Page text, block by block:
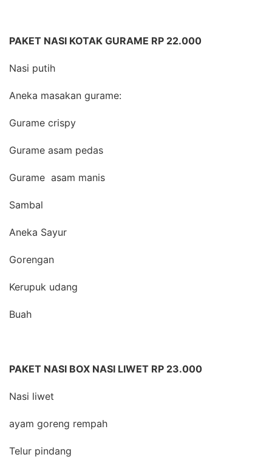
PAKET NASI KOTAK GURAME RP 22.000
Nasi putih
Aneka masakan gurame:
Gurame crispy
Gurame asam pedas
Gurame asam manis
Sambal
Aneka Sayur
Gorengan
Kerupuk udang
Buah
PAKET NASI BOX NASI LIWET RP 23.000
Nasi liwet
ayam goreng rempah
Telur pindang